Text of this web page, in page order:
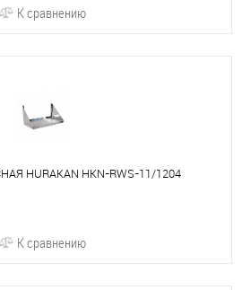
К сравнению
HURAKAN HKN-RWS-11/1204
К сравнению